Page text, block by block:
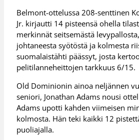
Belmont-ottelussa 208-senttinen
Jr. kirjautti 14 pisteensä ohella
merkinnät seitsemästä
johtaneesta syötöstä ja kolmesta
suomalaistähti päässyt, josta
pelitilanneheittojen tarkkuus 6/15.
Old Dominionin ainoa neljännen
seniori, Jonathan Adams nousi
Adams upotti kahden viimeisen
kolmosta. Hän teki kaikki 12
puoliajalla.